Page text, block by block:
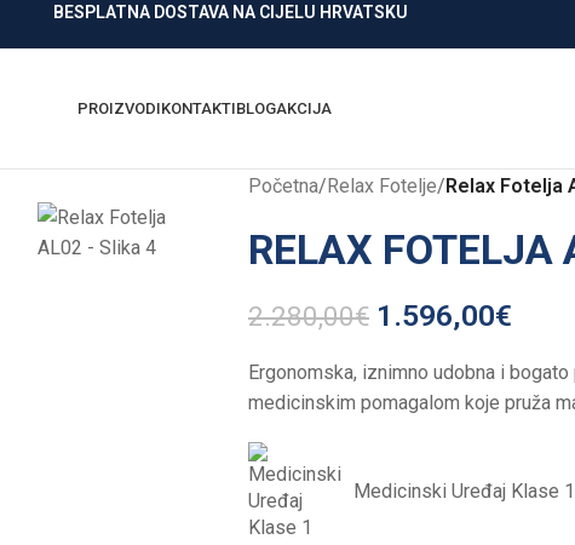
BESPLATNA DOSTAVA NA CIJELU HRVATSKU
PROIZVODIKONTAKTIBLOGAKCIJA
Početna/Relax Fotelje/Relax Fotelja
RELAX
2.280,00€ 1.596,00€
Ergonomska, iznimno udobna i
medicinskim pomagalom koje pruža
Medicinski Uređaj Klase 1